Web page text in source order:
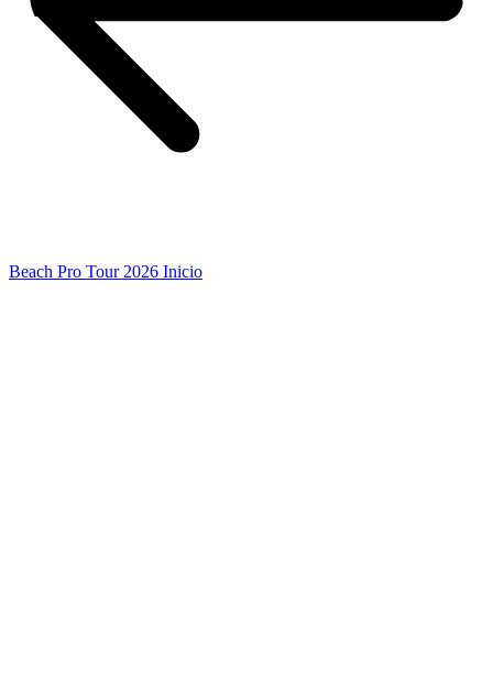
Beach Pro Tour 2026 Inicio